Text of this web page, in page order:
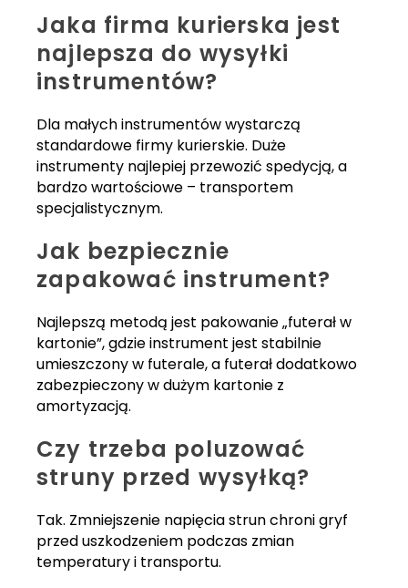
Jaka firma kurierska jest
najlepsza do wysyłki
instrumentów?
Dla małych instrumentów wystarczą
standardowe firmy kurierskie. Duże
instrumenty najlepiej przewozić spedycją, a
bardzo wartościowe – transportem
specjalistycznym.
Jak bezpiecznie
zapakować instrument?
Najlepszą metodą jest pakowanie „futerał w
kartonie”, gdzie instrument jest stabilnie
umieszczony w futerale, a futerał dodatkowo
zabezpieczony w dużym kartonie z
amortyzacją.
Czy trzeba poluzować
struny przed wysyłką?
Tak. Zmniejszenie napięcia strun chroni gryf
przed uszkodzeniem podczas zmian
temperatury i transportu.